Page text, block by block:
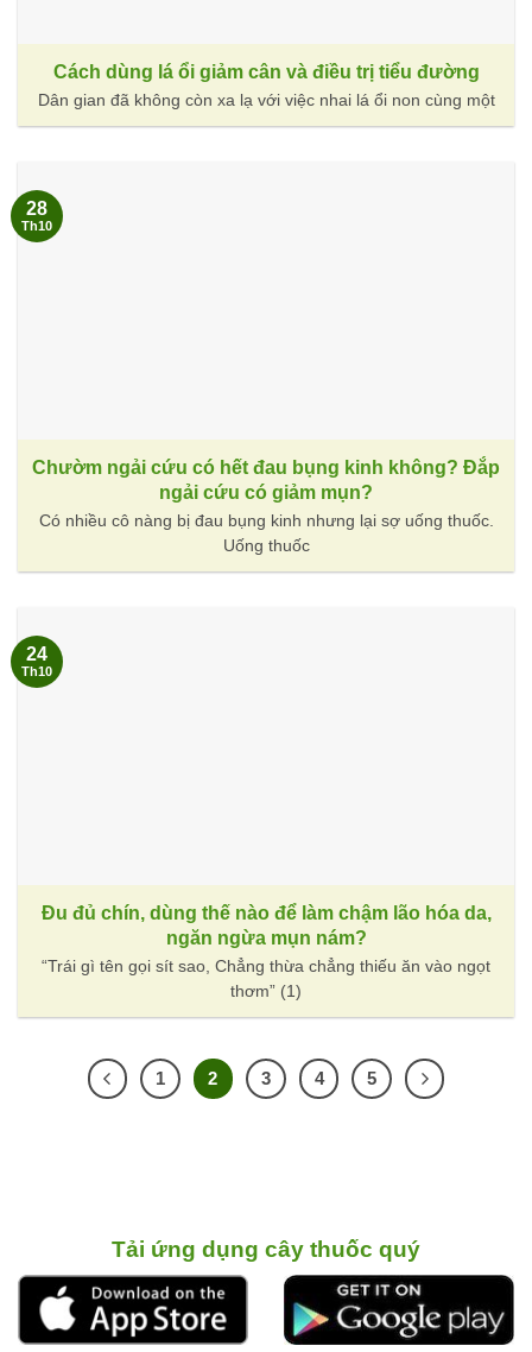
Cách dùng lá ổi giảm cân và điều trị tiểu đường
Dân gian đã không còn xa lạ với việc nhai lá ổi non cùng một
Chườm ngải cứu có hết đau bụng kinh không? Đắp
ngải cứu có giảm mụn?
Có nhiều cô nàng bị đau bụng kinh nhưng lại sợ uống thuốc.
Uống thuốc
28
Th10
Đu đủ chín, dùng thế nào để làm chậm lão hóa da,
ngăn ngừa mụn nám?
“Trái gì tên gọi sít sao, Chẳng thừa chẳng thiếu ăn vào ngọt
thơm” (1)
24
Th10
1 2 3 4 5
Tải ứng dụng cây thuốc quý